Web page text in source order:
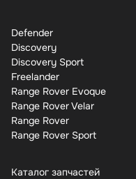
Defender
Discovery
Discovery Sport
Freelander
Range Rover Evoque
Range Rover Velar
Range Rover
Range Rover Sport
Каталог запчастей